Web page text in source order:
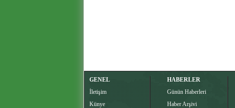
GENEL
İletişim
Künye
HABERLER
Günün Haberleri
Haber Arşivi